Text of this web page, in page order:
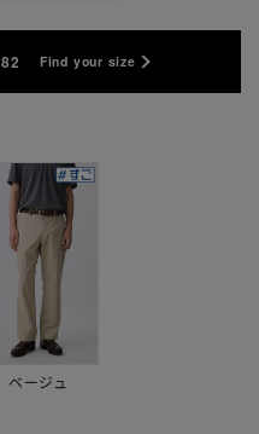
82 Find your size
ベージュ